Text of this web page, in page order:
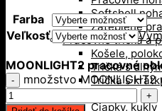
Softshell
Zateplené
Pracovné tričká a
Košele,
Tričká s
Tričká s
Doplnky
Čiapky, kukly
Farba
Veľkosť
MOONLIGHT2 pracovné
množstvo